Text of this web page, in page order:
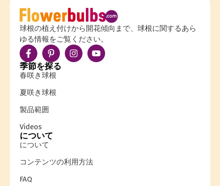
球根の植え付けから開花傾向まで、球根に関するあら
ゆる情報をご覧ください。
季節を探る
春咲き球根
夏咲き球根
製品範囲
Videos
について
について
コンテンツの利用方法
FAQ